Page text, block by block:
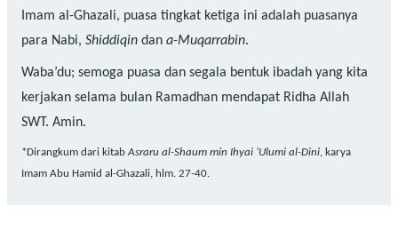
Imam al-Ghazali, puasa tingkat ketiga ini adalah puasanya
para Nabi, Shiddiqindan a-Muqarrabin.
Waba’du; semoga puasa dan segala bentuk ibadah yang kita
kerjakan selama bulan Ramadhan mendapat Ridha Allah
SWT. Amin.
*Dirangkum dari kitabAsraru al-Shaum min Ihyai ‘Ulumi al-Dini, karya
Imam Abu Hamid al-Ghazali, hlm. 27-40.